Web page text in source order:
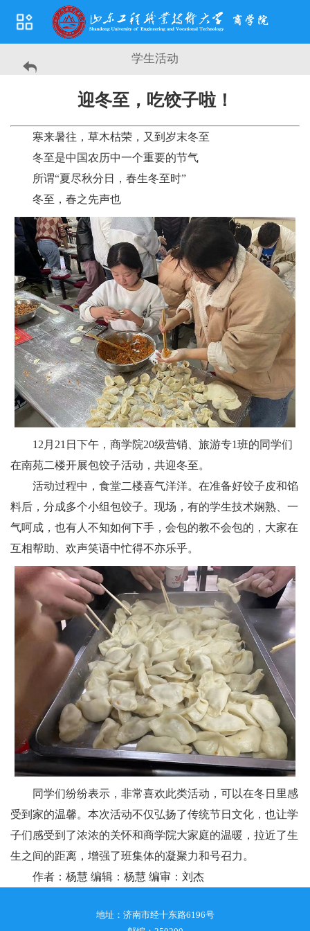
学生活动
迎冬至，吃饺子啦！
寒来暑往，草木枯荣，又到岁末冬至
冬至是中国农历中一个重要的节气
所谓“夏尽秋分日，春生冬至时”
冬至，春之先声也
12月21日下午，商学院20级营销、旅游专1班的同学们
在南苑二楼开展包饺子活动，共迎冬至。
活动过程中，食堂二楼喜气洋洋。在准备好饺子皮和馅
料后，分成多个小组包饺子。现场，有的学生技术娴熟、一
气呵成，也有人不知如何下手，会包的教不会包的，大家在
互相帮助、欢声笑语中忙得不亦乐乎。
同学们纷纷表示，非常喜欢此类活动，可以在冬日里感
受到家的温馨。本次活动不仅弘扬了传统节日文化，也让学
子们感受到了浓浓的关怀和商学院大家庭的温暖，拉近了生
生之间的距离，增强了班集体的凝聚力和号召力。
作者：杨慧 编辑：杨慧 编审：刘杰
地址：济南市经十东路6196号